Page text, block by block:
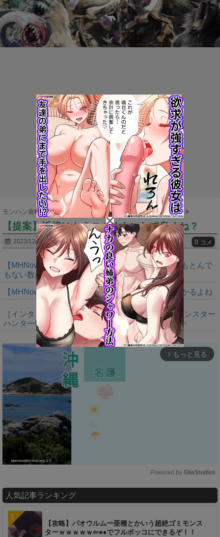
モンハン攻略まとめ隊 > モンハンナウ（Monster Hunter Now） >
【提案】近接はもうこのくらいして良くね？
2023/12/20 0 コメ
【MHNow】バゼルは緩和期間終わってるから今でもとんで
もない数必要なんじゃない？
【MHNow】タマゴイベント定期的にやってるの助かるよね
［インタビュー］距離を超えて，一緒に狩る。「モンスター
ハンターNow」の新機能 フレンドリンク開発の狙い
arrow_forward_ios もっと見る
u
e
Powered by GliaStudios
人気記事ランキング
【攻略】パオウルムー亜種とかいう超絶ゴミモンス
ターｗｗｗｗｗ⇐●●でフルボッコにできるぞ！！